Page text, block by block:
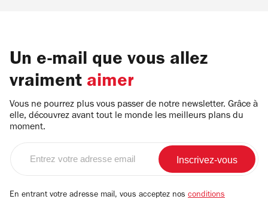
Un e-mail que vous allez
vraiment aimer
Vous ne pourrez plus vous passer de notre newsletter. Grâce à
elle, découvrez avant tout le monde les meilleurs plans du
moment.
email
En entrant votre adresse mail, vous acceptez nos conditions